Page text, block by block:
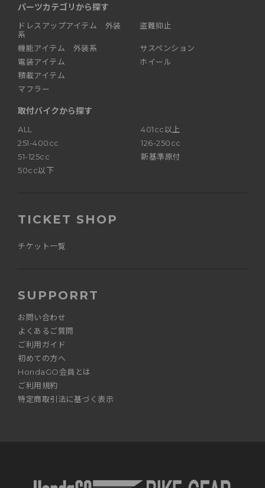
パーツカテゴリから探す
ドレスアップアイテム 外装
系
機能アイテム 外装系
電装アイテム
積載アイテム
マフラー
盗難抑止
サスペンション
ホイール
取付バイクから探す
ALL
401cc以上
251-400cc
126-250cc
51-125cc
新基準原付
50cc以下
TICKET SHOP
チケット一覧
SUPPORRT
お問い合わせ
よくあるご質問
ご利用ガイド
初めての方へ
HondaGO会員とは
ご利用規約
特定商取引法に基づく表示